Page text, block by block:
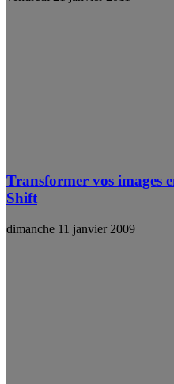
Transformer vos images
Shift
dimanche 11 janvier 2009